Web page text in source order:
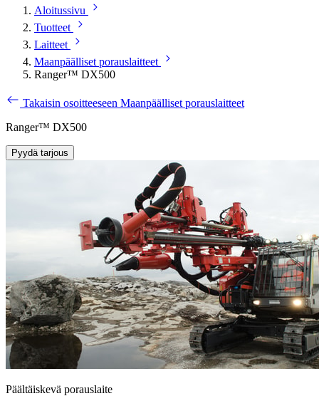
Aloitussivu
Tuotteet
Laitteet
Maanpäälliset porauslaitteet
Ranger™ DX500
Takaisin osoitteeseen Maanpäälliset porauslaitteet
Ranger™ DX500
Pyydä tarjous
Päältäiskevä porauslaite